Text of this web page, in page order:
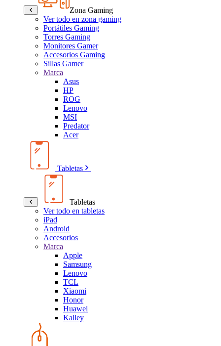
Zona Gaming
Ver todo en zona gaming
Portátiles Gaming
Torres Gaming
Monitores Gamer
Accesorios Gaming
Sillas Gamer
Marca
Asus
HP
ROG
Lenovo
MSI
Predator
Acer
Tabletas
Tabletas
Ver todo en tabletas
iPad
Android
Accesorios
Marca
Apple
Samsung
Lenovo
TCL
Xiaomi
Honor
Huawei
Kalley